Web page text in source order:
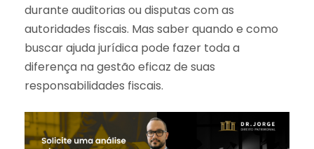
durante auditorias ou disputas com as
autoridades fiscais. Mas saber quando e como
buscar ajuda jurídica pode fazer toda a
diferença na gestão eficaz de suas
responsabilidades fiscais.